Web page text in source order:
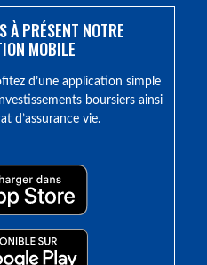
À PRÉSENT NOTRE
MOBILE
d’une application simple
boursiers ainsi
d’assurance vie.